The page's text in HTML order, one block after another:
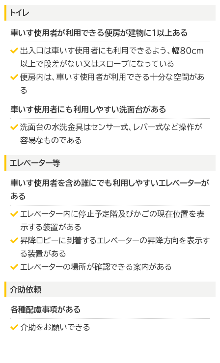
トイレ
車いす使用者が利用できる便房が建物に１以上ある
出入口は車いす使用者にも利用できるよう、幅８０ｃｍ
以上で段差がない又はスロープになっている
便房内は、車いす使用者が利用できる十分な空間があ
る
車いす使用者にも利用しやすい洗面台がある
洗面台の水洗金具はセンサー式、レバー式など操作が
容易なものである
エレベーター等
車いす使用者を含め誰にでも利用しやすいエレベーターが
ある
エレベーター内に停止予定階及びかごの現在位置を表
示する装置がある
昇降ロビーに到着するエレベーターの昇降方向を表示す
る装置がある
エレベーターの場所が確認できる案内がある
介助依頼
各種配慮事項がある
介助をお願いできる